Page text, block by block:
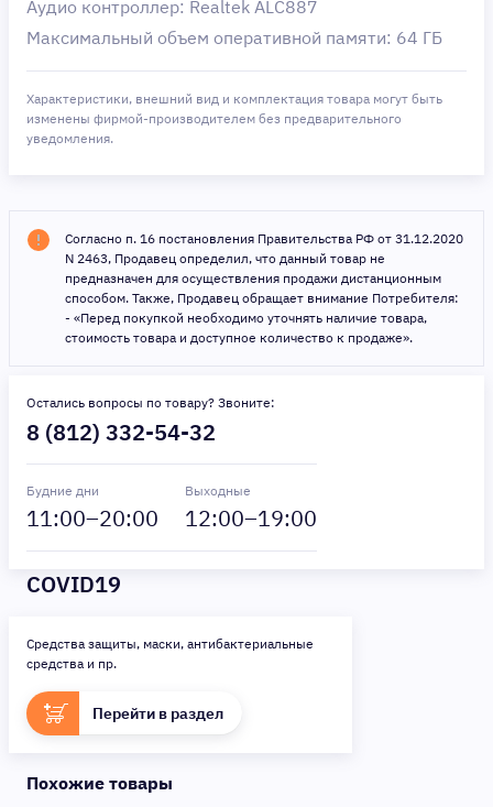
Аудио контроллер: Realtek ALC887
Максимальный объем оперативной памяти: 64 ГБ
Характеристики, внешний вид и комплектация товара могут быть
изменены фирмой-производителем без предварительного
уведомления.
Согласно п. 16 постановления Правительства РФ от 31.12.2020
N 2463, Продавец определил, что данный товар не
предназначен для осуществления продажи дистанционным
способом. Также, Продавец обращает внимание Потребителя:
- «Перед покупкой необходимо уточнять наличие товара,
стоимость товара и доступное количество к продаже».
Остались вопросы по товару? Звоните:
8 (812) 332-54-32
Будние дни
11:00–20:00
Выходные
12:00–19:00
COVID19
Средства защиты, маски, антибактериальные
средства и пр.
Перейти в раздел
Похожие товары